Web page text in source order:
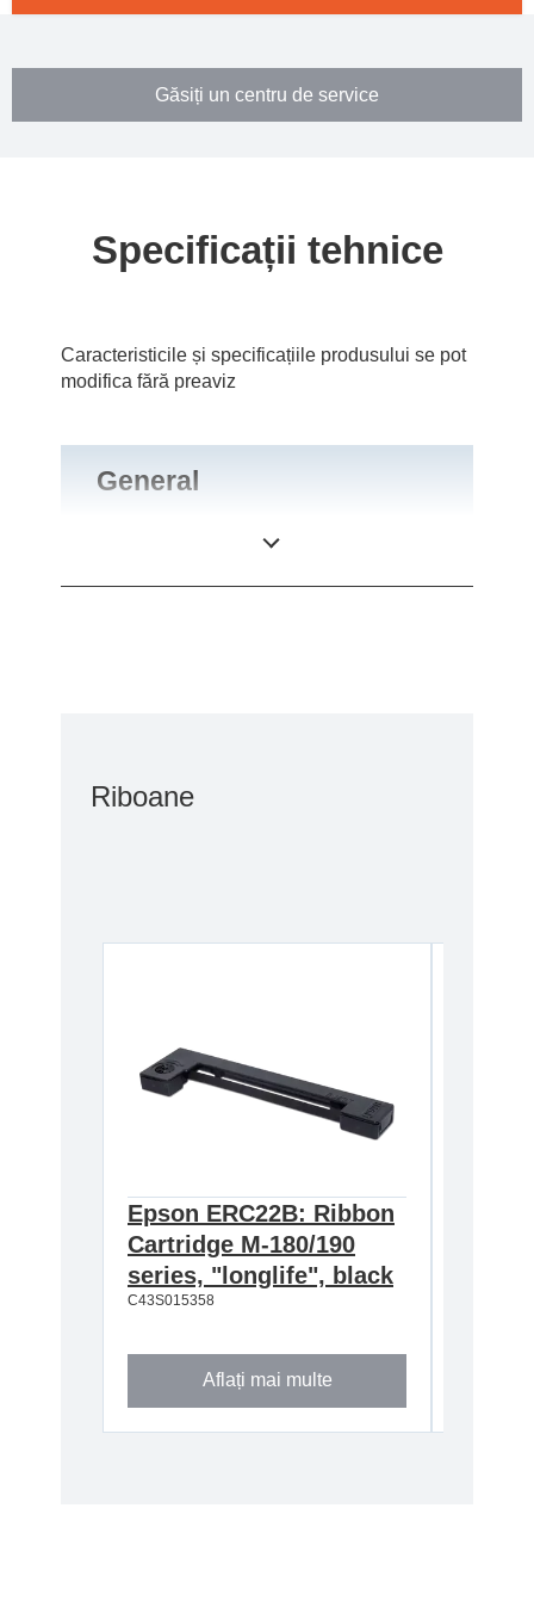
Găsiți un centru de service
Specificații tehnice
Caracteristicile și specificațiile produsului se pot
modifica fără preaviz
General
Riboane
Epson ERC22B: Ribbon
Cartridge M-180/190
series, "longlife", black
C43S015358
Aflați mai multe